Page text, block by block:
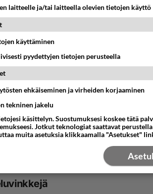
Halloweeniksi??
halloween bileet ollaan 12vuotiaita ja
laitteelle ja/tai laitteella olevien tietojen käyttö
käyttäminen
pyydettyjen tietojen perusteella
ehkäiseminen ja virheiden korjaaminen
tekninen jakelu
käsittelyn. Suostumuksesi koskee tätä
Jotkut teknologiat saattavat
muita asetuksia klikkaamalla "Asetukset"